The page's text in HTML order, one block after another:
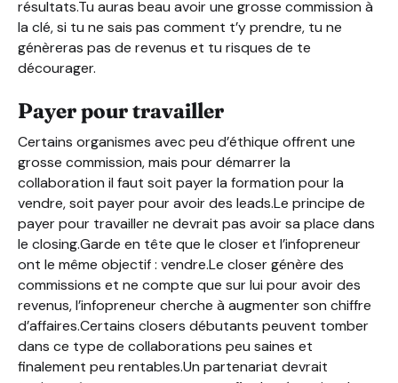
résultats.Tu auras beau avoir une grosse commission à
la clé, si tu ne sais pas comment t’y prendre, tu ne
génèreras pas de revenus et tu risques de te
décourager.
Payer pour travailler
Certains organismes avec peu d’éthique offrent une
grosse commission, mais pour démarrer la
collaboration il faut soit payer la formation pour la
vendre, soit payer pour avoir des leads.Le principe de
payer pour travailler ne devrait pas avoir sa place dans
le closing.Garde en tête que le closer et l’infopreneur
ont le même objectif : vendre.Le closer génère des
commissions et ne compte que sur lui pour avoir des
revenus, l’infopreneur cherche à augmenter son chiffre
d’affaires.Certains closers débutants peuvent tomber
dans ce type de collaborations peu saines et
finalement peu rentables.Un partenariat devrait